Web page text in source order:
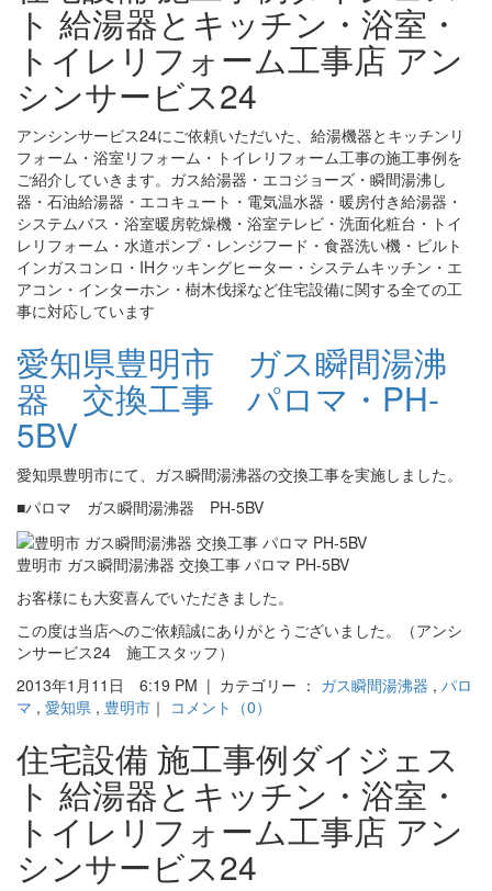
ト 給湯器とキッチン・浴室・
トイレリフォーム工事店 アン
シンサービス24
アンシンサービス24にご依頼いただいた、給湯機器とキッチンリ
フォーム・浴室リフォーム・トイレリフォーム工事の施工事例を
ご紹介していきます。ガス給湯器・エコジョーズ・瞬間湯沸し
器・石油給湯器・エコキュート・電気温水器・暖房付き給湯器・
システムバス・浴室暖房乾燥機・浴室テレビ・洗面化粧台・トイ
レリフォーム・水道ポンプ・レンジフード・食器洗い機・ビルト
インガスコンロ・IHクッキングヒーター・システムキッチン・エ
アコン・インターホン・樹木伐採など住宅設備に関する全ての工
事に対応しています
愛知県豊明市 ガス瞬間湯沸
器 交換工事 パロマ・PH-
5BV
愛知県豊明市にて、ガス瞬間湯沸器の交換工事を実施しました。
■パロマ ガス瞬間湯沸器 PH-5BV
豊明市 ガス瞬間湯沸器 交換工事 パロマ PH-5BV
お客様にも大変喜んでいただきました。
この度は当店へのご依頼誠にありがとうございました。（アンシ
ンサービス24 施工スタッフ）
2013年1月11日 6:19 PM | カテゴリー ： ガス瞬間湯沸器 , パロ
マ , 愛知県 , 豊明市 ｜ コメント（0）
住宅設備 施工事例ダイジェス
ト 給湯器とキッチン・浴室・
トイレリフォーム工事店 アン
シンサービス24